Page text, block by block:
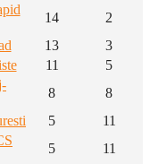
14
2
13
3
11
5
8
8
5
11
5 11